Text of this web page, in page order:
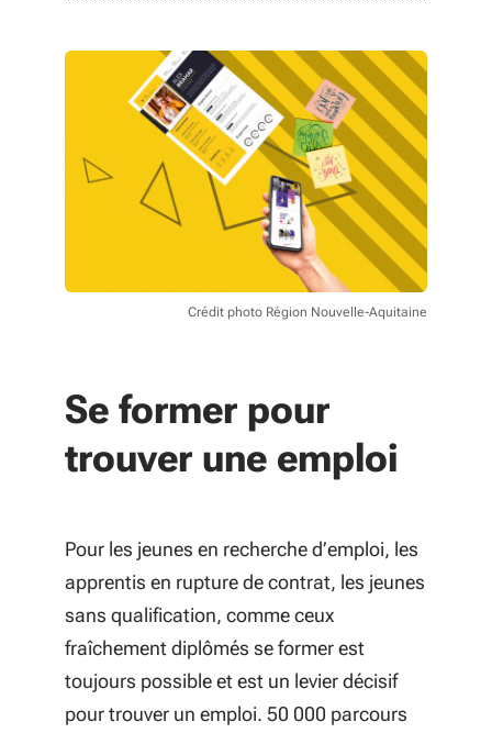
Crédit photo Région Nouvelle-Aquitaine
Se former pour
trouver une emploi
Pour les jeunes en recherche d’emploi, les
apprentis en rupture de contrat, les jeunes
sans qualification, comme ceux
fraîchement diplômés se former est
toujours possible et est un levier décisif
pour trouver un emploi. 50 000 parcours